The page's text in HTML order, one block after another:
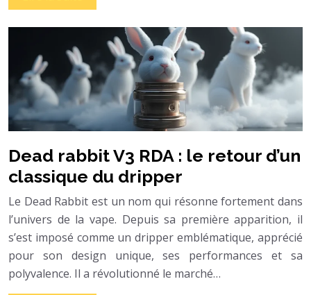
Dead rabbit V3 RDA : le retour d’un
classique du dripper
Le Dead Rabbit est un nom qui résonne fortement dans
l’univers de la vape. Depuis sa première apparition, il
s’est imposé comme un dripper emblématique, apprécié
pour son design unique, ses performances et sa
polyvalence. Il a révolutionné le marché…